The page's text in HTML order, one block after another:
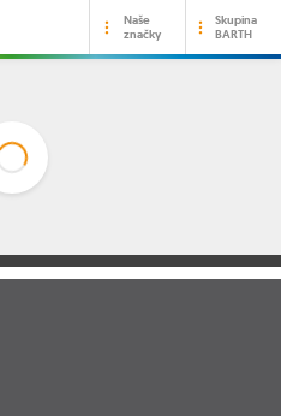
Naše
značky
Skupina
BARTH